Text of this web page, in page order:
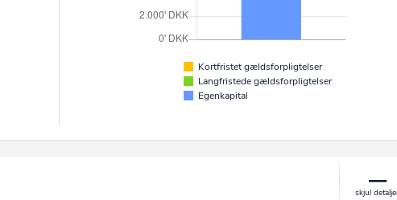
Kortfristet gældsforpligtelser
Langfristede gældsforpligtelser
Egenkapital